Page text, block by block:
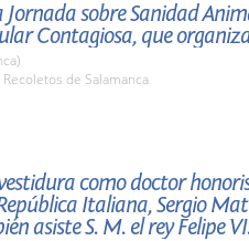
Jornada sobre Sanidad
Contagiosa, que
de Salamanca
como doctor
Italiana, Sergio
asiste S. M. el rey Felipe